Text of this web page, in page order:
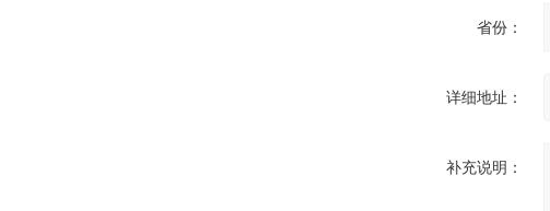
省份：
详细地址：
补充说明：